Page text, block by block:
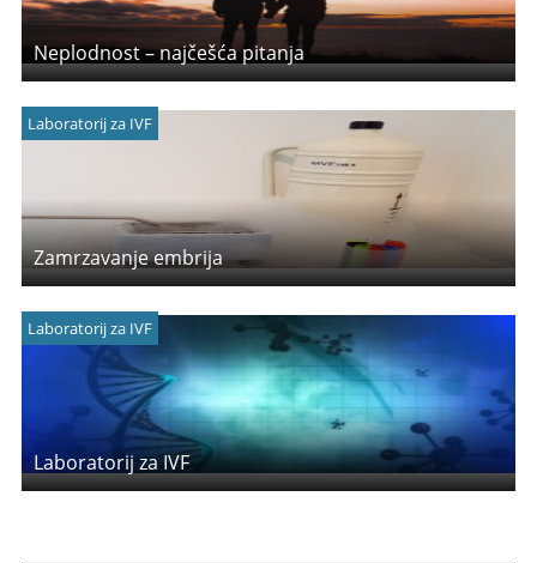
Neplodnost – najčešća pitanja
Laboratorij za IVF
Zamrzavanje embrija
Laboratorij za IVF
Laboratorij za IVF